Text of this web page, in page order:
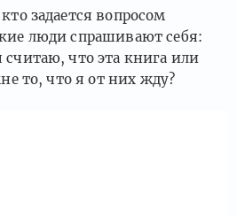
задается вопросом
люди спрашивают себя:
что эта книга или
то, что я от них жду?